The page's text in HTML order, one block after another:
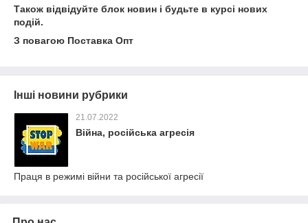
Також відвідуйте блок новин і будьте в курсі нових
подій.
З повагою Поставка Опт
Інші новини рубрики
21.07.2022
Війна, російська агресія
Праця в режимі війни та російської агресії